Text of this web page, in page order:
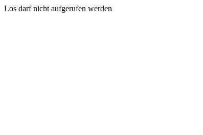
Los darf nicht aufgerufen werden